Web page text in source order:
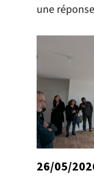
une
26/05/